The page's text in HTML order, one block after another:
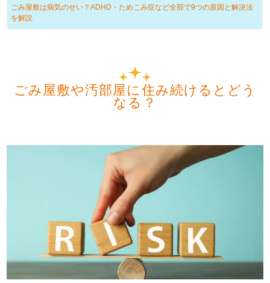
ごみ屋敷は病気のせい？ADHD・ためこみ症など全部で9つの原因と解決法
を解説
ごみ屋敷や汚部屋に住み続けるとどう
なる？